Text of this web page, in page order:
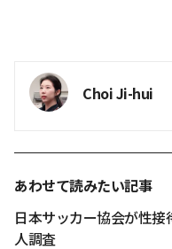
Choi Ji-hui
あわせて読みたい記事
日本サッカー協会が性接
人調査